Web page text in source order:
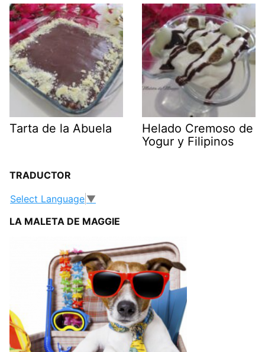
Tarta de la Abuela
Helado Cremoso de
Yogur y Filipinos
TRADUCTOR
Select Language ▼
LA MALETA DE MAGGIE